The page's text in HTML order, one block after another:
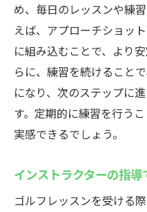
め、毎日のレッスンや練
えば、アプローチショッ
に組み込むことで、より
らに、練習を続けること
になり、次のステップに
す。定期的に練習を行う
実感できるでしょう。
インストラクターの指
ゴルフレッスンを受ける